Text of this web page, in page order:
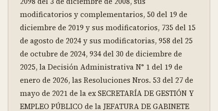
modificatorios y complementarios, 50 del 19 de
diciembre de 2019 y sus modificatorios, 735 del 15
de agosto de 2024 y sus modificatorias, 958 del 25
de octubre de 2024, 934 del 30 de diciembre de
2025, la Decisión Administrativa N° 1 del 19 de
enero de 2026, las Resoluciones Nros. 53 del 27 de
mayo de 2021 de la ex SECRETARÍA DE GESTIÓN Y
EMPLEO PÚBLICO de la JEFATURA DE GABINETE